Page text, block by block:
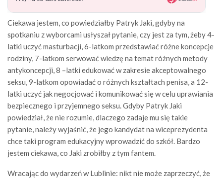
Ciekawa jestem, co powiedziałby Patryk Jaki, gdyby na
spotkaniu z wyborcami usłyszał pytanie, czy jest za tym, żeby 4-
latki uczyć masturbacji, 6-latkom przedstawiać różne koncepcje
rodziny, 7-latkom serwować wiedzę na temat różnych metody
antykoncepcji, 8 –latki edukować w zakresie akceptowalnego
seksu, 9-latkom opowiadać o różnych kształtach penisa, a 12-
latki uczyć jak negocjować i komunikować się w celu uprawiania
bezpiecznego i przyjemnego seksu. Gdyby Patryk Jaki
powiedział, że nie rozumie, dlaczego zadaje mu się takie
pytanie, należy wyjaśnić, że jego kandydat na wiceprezydenta
chce taki program edukacyjny wprowadzić do szkół. Bardzo
jestem ciekawa, co Jaki zrobiłby z tym fantem.
Wracając do wydarzeń w Lublinie: nikt nie może zaprzeczyć, że